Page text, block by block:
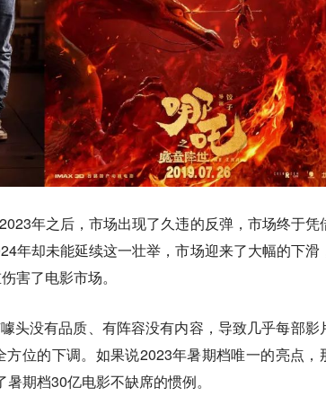
年之后，市场出现了久违的反弹，市场终于凭
年却未能延续这一壮举，市场迎来了大幅的下滑
害了电影市场。
头没有品质、有阵容没有内容，导致几乎每部影
位的下调。如果说2023年暑期档唯一的亮点，
期档30亿电影不缺席的惯例。